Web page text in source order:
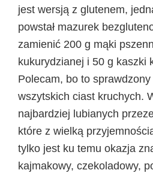
jest wersją z glutenem,
powstał mazurek
zamienić 200 g mąki
kukurydzianej i 50 g kaszki
Polecam, bo to
wszytskich ciast kruchych.
najbardziej lubianych
które z wielką
tylko jest ku temu okazja
kajmakowy, czekoladowy,